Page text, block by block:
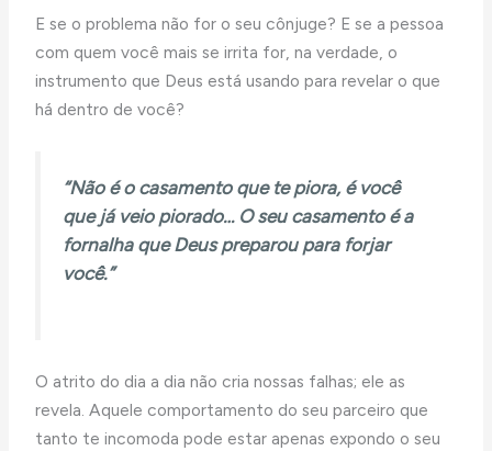
E se o problema não for o seu cônjuge? E se a pessoa
com quem você mais se irrita for, na verdade, o
instrumento que Deus está usando para revelar o que
há dentro de você?
“Não é o casamento que te piora, é você
que já veio piorado… O seu casamento é a
fornalha que Deus preparou para forjar
você.”
O atrito do dia a dia não cria nossas falhas; ele as
revela. Aquele comportamento do seu parceiro que
tanto te incomoda pode estar apenas expondo o seu